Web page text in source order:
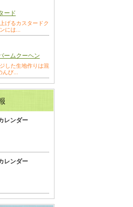
ード
げるカスタードク
には...
ームクーヘン
した生地作りは混
び...
レンダー
レンダー